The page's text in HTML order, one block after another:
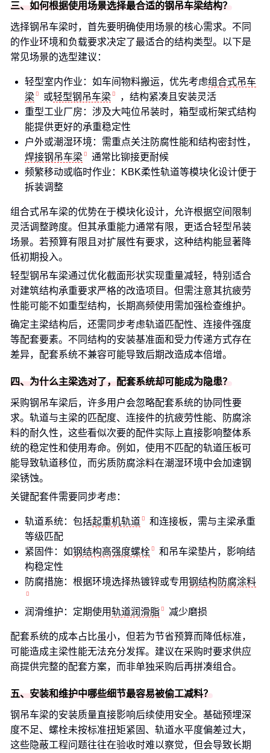
三、如何根据使用场景选择最合适的钢吊车梁结构？
选择钢吊车梁时，首先要明确使用场景的核心需求。不同
的作业环境和负载要求决定了最适合的结构类型。以下是
常见场景的选型建议：
轻型室内作业：如车间物料搬运，优先考虑组合式吊车
梁
或轻型钢吊车梁
，结构紧凑且安装灵活
重型工业厂房：涉及大吨位吊装时，箱型或桁架式结构
能提供更好的承重稳定性
户外或潮湿环境：需重点关注防腐性能和结构密封性，
焊接钢吊车梁
通常比铆接更耐候
频繁移动或临时作业：KBK柔性轨道等模块化设计便于
拆装调整
组合式吊车梁的优势在于模块化设计，允许根据空间限制
灵活调整跨度。但其承重能力通常有限，更适合轻型吊装
场景。若预算有限且对扩展性有要求，这种结构能显著降
低初期投入。
轻型钢吊车梁通过优化截面形状实现重量减轻，特别适合
对建筑结构承重要求严格的改造项目。但需注意其抗疲劳
性能可能不如重型结构，长期高频使用需加强检查维护。
确定主梁结构后，还需同步考虑轨道匹配性、连接件强度
等配套要素。不同结构的安装基准面和受力传递方式存在
差异，配套系统不兼容可能导致后期改造成本倍增。
四、为什么主梁选对了，配套系统却可能成为隐患？
采购钢吊车梁后，许多用户会忽略配套系统的协同性要
求。轨道与主梁的匹配度、连接件的抗疲劳性能、防腐涂
料的耐久性，这些看似次要的配件实际上直接影响整体系
统的稳定性和使用寿命。例如，使用不匹配的轨道压板可
能导致轨道移位，而劣质防腐涂料在潮湿环境中会加速钢
梁锈蚀。
关键配套件需要同步考虑：
轨道系统：包括起重机轨道
和连接板，需与主梁承重
等级匹配
紧固件：如钢结构高强度螺栓
和吊车梁垫片，影响结
构稳定性
防腐措施：根据环境选择热镀锌或专用钢结构防腐涂料
润滑维护：定期使用轨道润滑脂 减少磨损
配套系统的成本占比虽小，但若为节省预算而降低标准，
可能造成主梁性能无法充分发挥。建议在采购时要求供应
商提供完整的配套方案，而非单独采购后再拼凑组合。
五、安装和维护中哪些细节最容易被偷工减料？
钢吊车梁的安装质量直接影响后续使用安全。基础预埋深
度不足、螺栓未按标准扭矩紧固、轨道水平度偏差过大，
这些隐蔽工程问题往往在验收时难以察觉，但会导致长期